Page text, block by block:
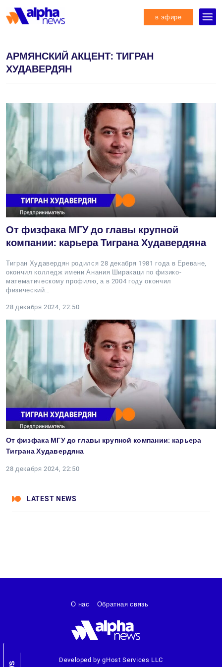
в эфире
АРМЯНСКИЙ АКЦЕНТ: ТИГРАН
ХУДАВЕРДЯН
От физфака МГУ до главы крупной
компании: карьера Тиграна Худавердяна
Тигран Худавердян родился 28 декабря 1981 года в Ереване,
окончил колледж имени Анания Ширакаци по физико-
математическому профилю, а в 2004 году окончил
физический…
28 декабря 2024, 22:50
От физфака МГУ до главы крупной компании: карьера
Тиграна Худавердяна
28 декабря 2024, 22:50
LATEST NEWS
Developed by gHost Services LLC
О нас Обратная связь